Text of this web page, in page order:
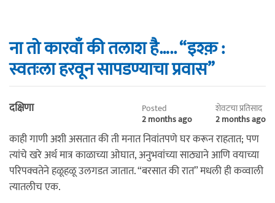
ना तो कारवाँ की तलाश है….. “इश्क़ :
स्वतःला हरवून सापडण्याचा प्रवास”
दक्षिणा Posted
2 months ago
शेवटचा प्रतिसाद
2 months ago
काही गाणी अशी असतात की ती मनात निवांतपणे घर करून राहतात; पण
त्यांचे खरे अर्थ मात्र काळाच्या ओघात, अनुभवांच्या साठ्याने आणि वयाच्या
परिपक्वतेने हळूहळू उलगडत जातात. “बरसात की रात” मधली ही कव्वाली
त्यातलीच एक.